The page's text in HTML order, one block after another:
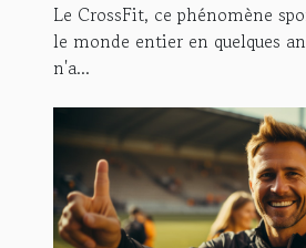
Le CrossFit, ce phénomène
le monde entier en quelques
n'a...